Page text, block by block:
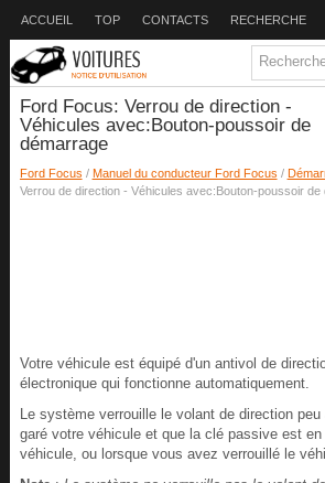
ACCUEIL TOP CONTACTS RECHERCHE
Ford Focus: Verrou de direction -
Véhicules avec:Bouton-poussoir de
démarrage
Ford Focus / Manuel du conducteur Ford Focus /
Verrou de direction - Véhicules avec:Bouton-poussoir de
Votre véhicule est équipé d'un antivol de
électronique qui fonctionne automatiquement.
Le système verrouille le volant de direction
garé votre véhicule et que la clé passive est
véhicule, ou lorsque vous avez verrouillé le